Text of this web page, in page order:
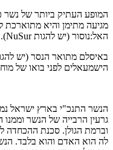
המופע העתיק ביותר של נשר
האל:נוסור (יש להגות NuSur).
הישמעאלים לפני בואו של
הנשר התנכ"י בארץ ישראל
גרעין הרבייה של הנשר
וברמת הגולן. סכנת ההכחדה
לה הוא האדם והוא בלבד.